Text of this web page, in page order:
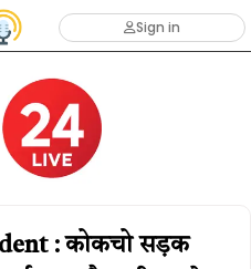
Sign in
: कोकचो सड़क